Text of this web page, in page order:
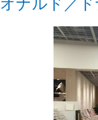
ナルド／